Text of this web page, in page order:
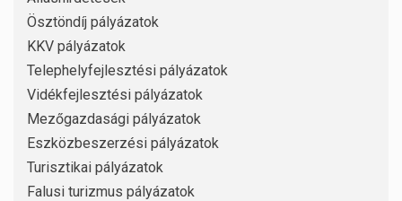
Ösztöndíj pályázatok
KKV pályázatok
Telephelyfejlesztési pályázatok
Vidékfejlesztési pályázatok
Mezőgazdasági pályázatok
Eszközbeszerzési pályázatok
Turisztikai pályázatok
Falusi turizmus pályázatok